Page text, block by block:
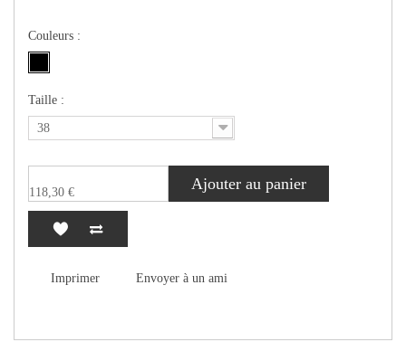
Couleurs :
Taille :
38
118,30 € Ajouter au panier
Imprimer Envoyer à un ami